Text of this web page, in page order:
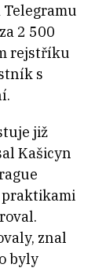
2 500
rejstříku
s
již
Kašicyn
praktikami
znal
byly